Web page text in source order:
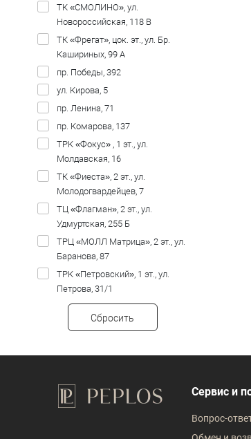
ТК «СМОЛИНО», ул.
Новороссийская, 118 В
ТК «Фрегат», цок. эт., ул. Бр.
Кашириных, 99 А
пр. Победы, 392
ул. Кирова, 5
пр. Ленина, 71
пр. Комарова, 137
ТРК «Фокус» , 1 эт., ул.
Молдавская, 16
ТК «Фиеста», 2 эт., ул.
Молодогвардейцев, 7
ТЦ «Флагман», 2 эт., ул.
Удмуртская, 255 Б
ТРЦ «МОЛЛ Матрица», 2 эт., ул.
Баранова, 87
ТРК «Петровский», 1 эт., ул.
Петрова, 31/1
Сбросить
Сервис и
Вопрос-